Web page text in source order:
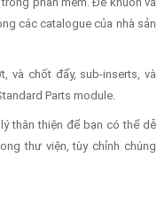
các catalogue của nhà sản
và chốt đẩy, sub-inserts, và
Parts module.
thân thiện để bạn có thể dễ
thư viện, tùy chỉnh chúng